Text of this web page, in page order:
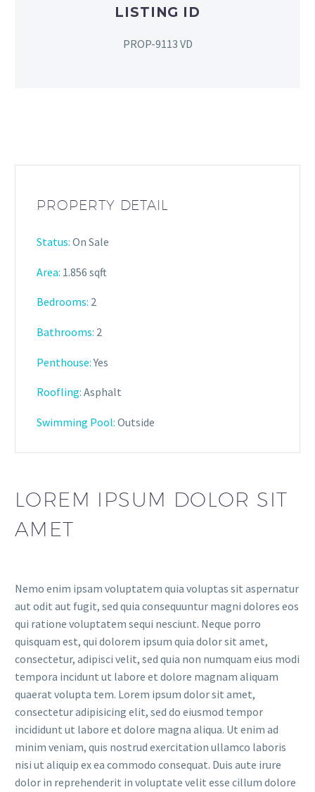
LISTING ID
PROP-9113 VD
PROPERTY DETAIL
Status: On Sale
Area: 1.856 sqft
Bedrooms: 2
Bathrooms: 2
Penthouse:Yes
Roofling: Asphalt
Swimming Pool: Outside
LOREM IPSUM DOLOR SIT
AMET
Nemo enim ipsam voluptatem quia voluptas sit aspernatur
aut odit aut fugit, sed quia consequuntur magni dolores eos
qui ratione voluptatem sequi nesciunt. Neque porro
quisquam est, qui dolorem ipsum quia dolor sit amet,
consectetur, adipisci velit, sed quia non numquam eius modi
tempora incidunt ut labore et dolore magnam aliquam
quaerat volupta tem. Lorem ipsum dolor sit amet,
consectetur adipisicing elit, sed do eiusmod tempor
incididunt ut labore et dolore magna aliqua. Ut enim ad
minim veniam, quis nostrud exercitation ullamco laboris
nisi ut aliquip ex ea commodo consequat. Duis aute irure
dolor in reprehenderit in voluptate velit esse cillum dolore